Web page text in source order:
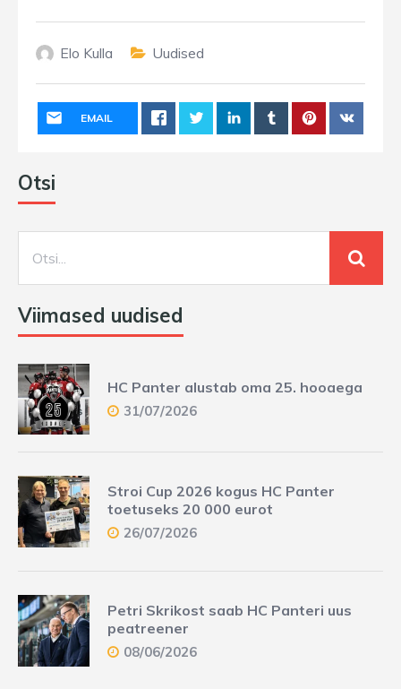
Elo Kulla Uudised
EMAIL
Otsi
Viimased uudised
HC Panter alustab oma 25. hooaega
31/07/2026
Stroi Cup 2026 kogus HC Panter
toetuseks 20 000 eurot
26/07/2026
Petri Skrikost saab HC Panteri uus
peatreener
08/06/2026